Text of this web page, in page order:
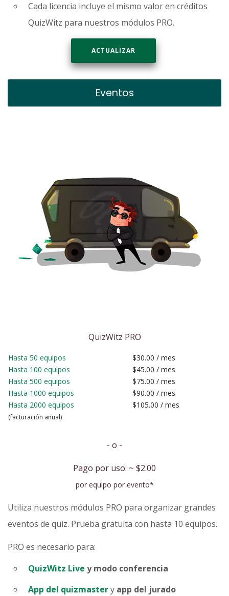
Cada licencia incluye el mismo valor en créditos
QuizWitz para nuestros módulos PRO.
ACTUALIZAR
Eventos
QuizWitz PRO
Hasta 50 equipos $30.00 / mes
Hasta 100 equipos
$45.00 / mes
Hasta 500 equipos
$75.00 / mes
Hasta 1000 equipos
$90.00 / mes
Hasta 2000 equipos
$105.00 / mes
(facturación anual)
- o -
Pago por uso: ~ $2.00
por equipo por evento*
Utiliza nuestros módulos PRO para organizar grandes
eventos de quiz. Prueba gratuita con hasta 10 equipos.
PRO es necesario para:
QuizWitz Live y modo conferencia
App del quizmastery app del jurado